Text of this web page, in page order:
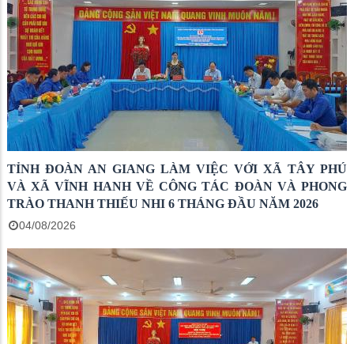
TỈNH ĐOÀN AN GIANG LÀM VIỆC VỚI XÃ TÂY PHÚ
VÀ XÃ VĨNH HANH VỀ CÔNG TÁC ĐOÀN VÀ PHONG
TRÀO THANH THIẾU NHI 6 THÁNG ĐẦU NĂM 2026
04/08/2026